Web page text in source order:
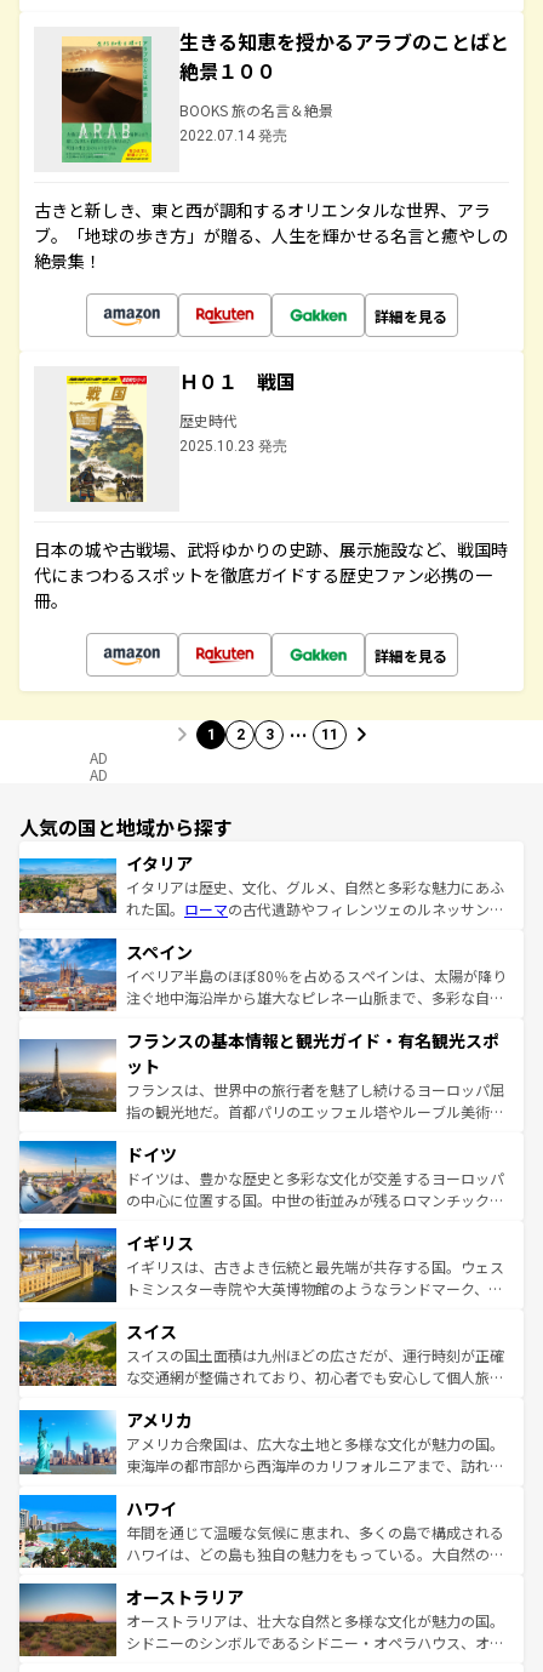
生きる知恵を授かるアラブのことばと
絶景１００
BOOKS 旅の名言＆絶景
2022.07.14 発売
古きと新しき、東と西が調和するオリエンタルな世界、アラ
ブ。「地球の歩き方」が贈る、人生を輝かせる名言と癒やしの
絶景集！
詳細を見る
Ｈ０１ 戦国
歴史時代
2025.10.23 発売
日本の城や古戦場、武将ゆかりの史跡、展示施設など、戦国時
代にまつわるスポットを徹底ガイドする歴史ファン必携の一
冊。
詳細を見る
1 2 3 … 11
AD
AD
人気の国と地域から探す
イタリア
イタリアは歴史、文化、グルメ、自然と多彩な魅力にあふ
れた国。 ローマの古代遺跡やフィレンツェのルネッサンス
ろん、トスカーナの美しい田園風景やアマルフィ海岸の絶
景など、自然景観も見逃せない。観光の合間には、本場の
ピザやパスタなど、絶品のイタリア料理を堪能することも
ませてくれるイタリアで、忘れられない旅をしてみよう！
なお、新着のイタリア情報は
しい。
スペイン
イベリア半島のほぼ80％を占めるスペインは、太陽が降り
注ぐ地中海沿岸から雄大なピレネー山脈まで、多彩な自然
文化が根付くこの国では、情熱的なフラメンコ、熱気あふ
れる闘牛、そして美味しいタパスが生活の一部となってい
る。首都マドリードの洗練された雰囲気や、バルセロナの
アートに溢れた街角から、地方では古代ローマ遺跡や中世
せる。地方によって風土や気候が異なるスペインはその個
性で訪れる人を魅了する。 なお、新着のスペイン情報は コ
ンテンツ一覧を参照してほしい。
フランスの基本情報と観光ガイド・有名観光スポ
ット
フランスは、世界中の旅行者を魅了し続けるヨーロッパ屈
指の観光地だ。首都パリのエッフェル塔やルーブル美術館
で、幅広い魅力が詰まっている。華麗な宮殿、歴史的な大
聖堂、美しいビーチ、そして豊かな自然が、訪れる者を心
から魅了する。また、フランスは美食の国としても知ら
いる。シャンパンの発祥地であるランス、プロヴァンスの
香り高いラベンダー畑など、多彩な楽しみ方が可能だ。さ
らに、パリ以外の地域にも魅力が溢れており、どの街角に
れる地方に足を運ぶとそれぞれで全く異なる文化を体験で
きるだろう。 なお、新着のフランス情報はコンテンツ一覧
を参照してほしい。
ドイツ
ドイツは、豊かな歴史と多彩な文化が交差するヨーロッパ
の中心に位置する国。中世の街並みが残るロマンチック街
顔を持つこの国は、どこを歩いても飽きることがない。ベ
ルリンの文化的活気、バイエルン州のアルプスの絶景、そ
してライン川沿いのワイン畑といった風景は必見。ビール
は、お酒好きな人にはぜひ体験してほしい。 なお、新着の
ドイツ情報はコンテンツ一覧を参照してほしい。
イギリス
イギリスは、古きよき伝統と最先端が共存する国。ウェス
トミンスター寺院や大英博物館のようなランドマーク、歴
リアごとに異なる魅力がある。また、優雅なアフタヌーン
ティー、ビール好きにはたまらない英国パブ、サッカー観
戦など、本場だからこそできる体験も豊富。イギリスを旅
ンツ一覧を参照してほしい。
スイス
スイスの国土面積は九州ほどの広さだが、運行時刻が正確
な交通網が整備されており、初心者でも安心して個人旅行
の建物がそのまま残る町や、スイスならではのユニークな
博物館もあり、アルプス観光だけでなく町歩きも満喫する
ことができる。国民の所得が高いため物価も高いが、旅行
ば市内交通費無料で観光を楽しむこともできる。 なお、新
着のスイス情報はコンテンツ一覧 を参照してほしい。
アメリカ
アメリカ合衆国は、広大な土地と多様な文化が魅力の国。
東海岸の都市部から西海岸のカリフォルニアまで、訪れる
のような巨大都市は、観光、ショッピング、エンターテイ
ンメントが詰まった刺激的なスポットだ。一方、アメリカ
西部には大自然が広がり、グランドキャニオンやイエロー
部のニューオーリンズでは、音楽と美食が融合した独特の
文化が魅力。旅行者はアメリカの各地域で異なる魅力を楽
しみながら、その多様性と豊かな歴史を感じることができ
ハワイ
年間を通じて温暖な気候に恵まれ、多くの島で構成される
ハワイは、どの島も独自の魅力をもっている。大自然の神
ワイ島は見逃せない。また、定番の観光地といえばオアフ
島だが、静かな自然を求めるならマウイ島やカウアイ島が
おすすめ。エメラルドグリーンに輝く海をはじめ、豊かな
オーストラリア
オーストラリアは、壮大な自然と多様な文化が魅力の国。
シドニーのシンボルであるシドニー・オペラハウス、オー